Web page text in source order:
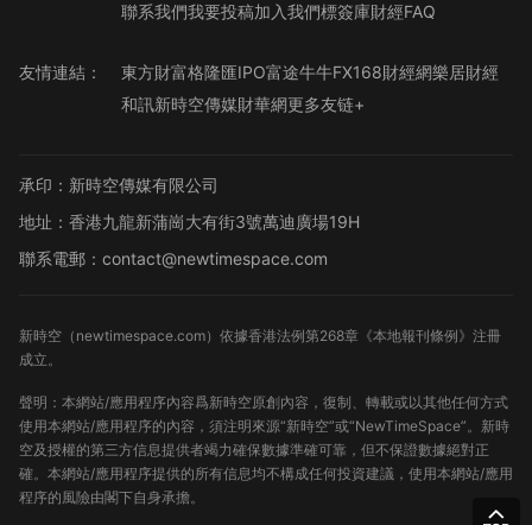
聯系我們我要投稿加入我們標簽庫財經FAQ
友情連結： 東方財富格隆匯IPO富途牛牛FX168財經網樂居財經
和訊新時空傳媒財華網更多友链+
承印：新時空傳媒有限公司
地址：香港九龍新蒲崗大有街3號萬迪廣場19H
聯系電郵：contact@newtimespace.com
新時空（ newtimespace.com）依據香港法例第268章《本地報刊條例》注冊
成立。
聲明：本網站/應用程序內容爲新時空原創內容，復制、轉載或以其他任何方式
使用本網站/應用程序的內容，須注明來源“新時空”或“NewTimeSpace”。新時
空及授權的第三方信息提供者竭力確保數據準確可靠，但不保證數據絕對正
確。本網站/應用程序提供的所有信息均不構成任何投資建議，使用本網站/應用
程序的風險由閣下自身承擔。